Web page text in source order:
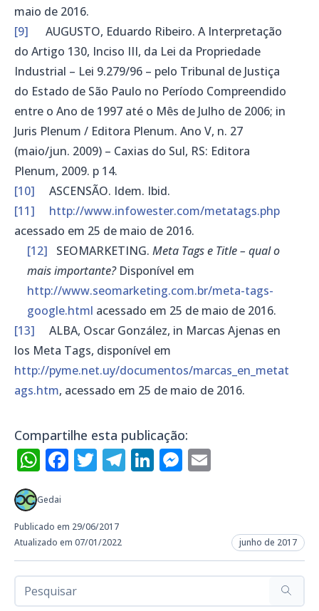
maio de 2016.
[9] AUGUSTO, Eduardo Ribeiro. A Interpretação
do Artigo 130, Inciso III, da Lei da Propriedade
Industrial – Lei 9.279/96 – pelo Tribunal de Justiça
do Estado de São Paulo no Período Compreendido
entre o Ano de 1997 até o Mês de Julho de 2006; in
Juris Plenum / Editora Plenum. Ano V, n. 27
(maio/jun. 2009) – Caxias do Sul, RS: Editora
Plenum, 2009. p 14.
[10] ASCENSÃO. Idem. Ibid.
[11] http://www.infowester.com/metatags.php
acessado em 25 de maio de 2016.
[12] SEOMARKETING. Meta Tags e Title – qual o
mais importante? Disponível em
http://www.seomarketing.com.br/meta-tags-
google.html acessado em 25 de maio de 2016.
[13] ALBA, Oscar González, in Marcas Ajenas en
los Meta Tags, disponível em
http://pyme.net.uy/documentos/marcas_en_metat
ags.htm, acessado em 25 de maio de 2016.
Compartilhe esta publicação:
WhatsApp
Facebook
Twitter
Telegram
LinkedIn
Messenger
Gedai
Publicado em 29/06/2017
Atualizado em 07/01/2022
junho de 2017